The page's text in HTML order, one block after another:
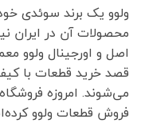
ولوو یک برند سوئدی
محصولات آن در ایران
اصل و اورجینال ولوو
قصد خرید قطعات با
می‌شوند. امروزه
فروش قطعات ولوو